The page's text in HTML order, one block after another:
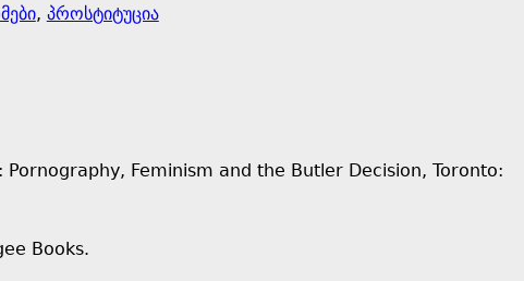
, პროსტიტუცია
Feminism and the Butler Decision, Toronto:
Books.